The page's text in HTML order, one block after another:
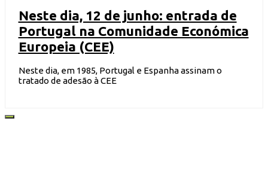
Neste dia, 12 de junho: entrada de
Portugal na Comunidade Económica
Europeia (CEE)
Neste dia, em 1985, Portugal e Espanha assinam o
tratado de adesão à CEE